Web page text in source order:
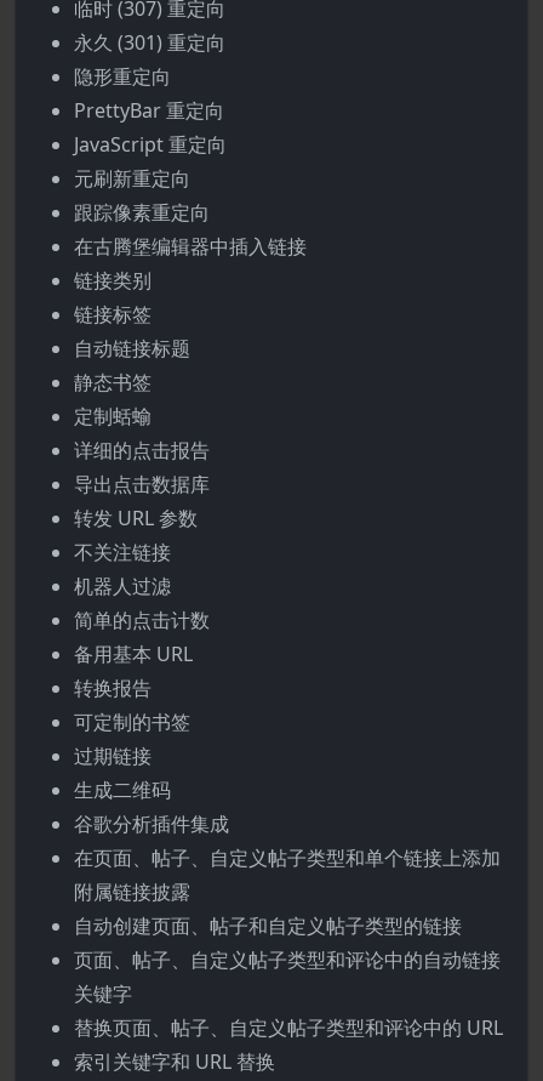
临时 (307) 重定向
永久 (301) 重定向
隐形重定向
PrettyBar 重定向
JavaScript 重定向
元刷新重定向
跟踪像素重定向
在古腾堡编辑器中插入链接
链接类别
链接标签
自动链接标题
静态书签
定制蛞蝓
详细的点击报告
导出点击数据库
转发 URL 参数
不关注链接
机器人过滤
简单的点击计数
备用基本 URL
转换报告
可定制的书签
过期链接
生成二维码
谷歌分析插件集成
在页面、帖子、自定义帖子类型和单个链接上添加
附属链接披露
自动创建页面、帖子和自定义帖子类型的链接
页面、帖子、自定义帖子类型和评论中的自动链接
关键字
替换页面、帖子、自定义帖子类型和评论中的 URL
索引关键字和 URL 替换